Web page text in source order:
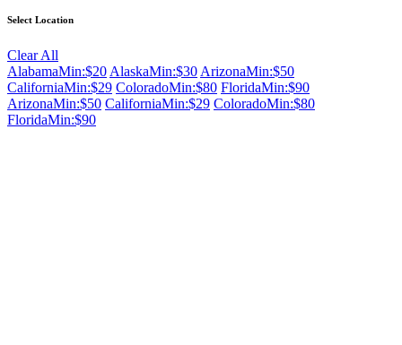
Select Location
Clear All
AlabamaMin:$20 AlaskaMin:$30 ArizonaMin:$50
CaliforniaMin:$29 ColoradoMin:$80 FloridaMin:$90
ArizonaMin:$50 CaliforniaMin:$29 ColoradoMin:$80
FloridaMin:$90